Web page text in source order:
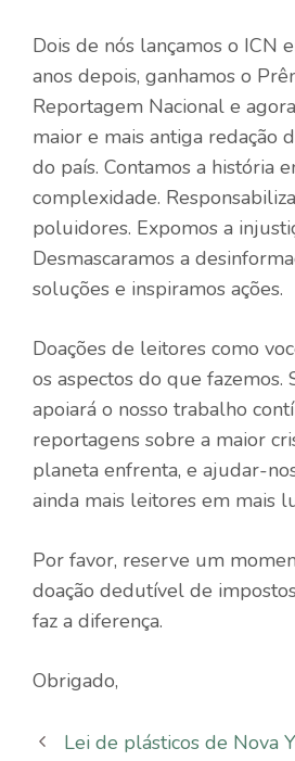
Dois de nós lançamos o ICN
anos depois, ganhamos o
Reportagem Nacional e
maior e mais antiga redação
do país. Contamos a história
complexidade.
poluidores. Expomos a
Desmascaramos a
soluções e inspiramos ações.
Doações de leitores como
os aspectos do que fazemos.
apoiará o nosso trabalho
reportagens sobre a maior
planeta enfrenta, e ajudar-
ainda mais leitores em mais
Por favor, reserve um
doação dedutível de
faz a diferença.
Obrigado,
Lei de plásticos de Nova